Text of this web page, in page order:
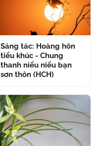
Sáng tác: Hoàng hôn
tiểu khúc - Chung
thanh niểu niểu bạn
sơn thôn (HCH)